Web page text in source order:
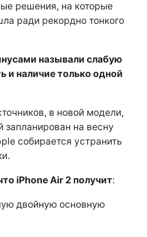
решения, на которые
ради рекордно тонкого
называли слабую
и наличие только одной
в новой модели,
запланирован на весну
собирается устранить
iPhone Air 2 получит:
двойную основную